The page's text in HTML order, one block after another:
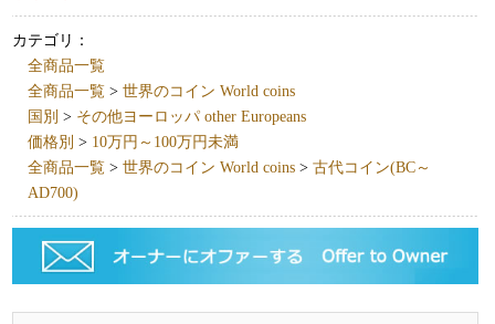
カテゴリ：
全商品一覧
全商品一覧 >世界のコイン World coins
国別 > その他ヨーロッパ other Europeans
価格別 > 10万円～100万円未満
全商品一覧 >世界のコイン World coins >古代コイン(BC～
AD700)